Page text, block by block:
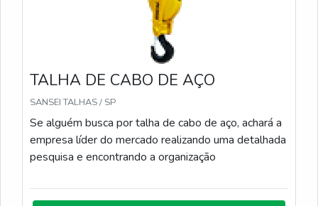
TALHA DE CABO DE AÇO
SANSEI TALHAS / SP
Se alguém busca por talha de cabo de aço, achará a
empresa líder do mercado realizando uma detalhada
pesquisa e encontrando a organização